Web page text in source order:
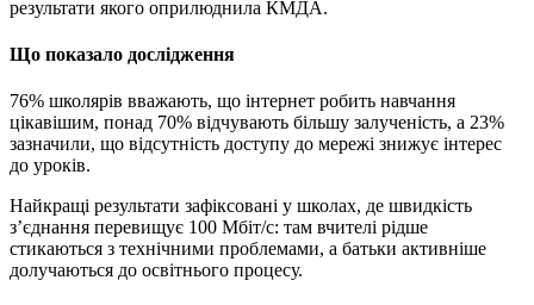
результати якого оприлюднила КМДА.
Що показало дослідження
76% школярів вважають, що інтернет робить навчання
цікавішим, понад 70% відчувають більшу залученість, а 23%
зазначили, що відсутність доступу до мережі знижує інтерес
до уроків.
Найкращі результати зафіксовані у школах, де швидкість
з’єднання перевищує 100 Мбіт/с: там вчителі рідше
стикаються з технічними проблемами, а батьки активніше
долучаються до освітнього процесу.